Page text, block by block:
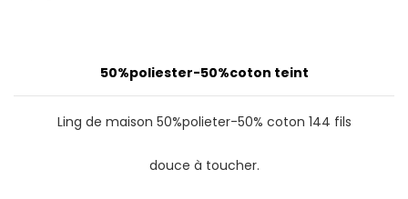
50%poliester-50%coton teint
Ling de maison 50%polieter-50% coton 144 fils
douce à toucher.